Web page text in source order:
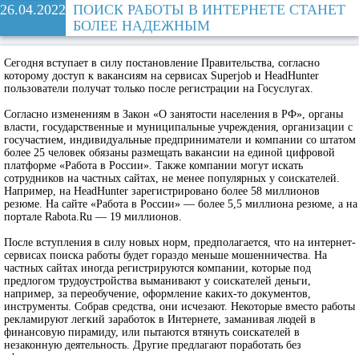
26.04.2022 ПОИСК РАБОТЫ В ИНТЕРНЕТЕ СТАНЕТ
БОЛЕЕ НАДЕЖНЫМ
Сегодня вступает в силу постановление Правительства, согласно
которому доступ к вакансиям на сервисах Superjob и HeadНunter
пользователи получат только после регистрации на Госуслугах.
Согласно изменениям в Закон «О занятости населения в РФ», органы
власти, государственные и муниципальные учреждения, организации с
госучастием, индивидуальные предприниматели и компании со штатом
более 25 человек обязаны размещать вакансии на единой цифровой
платформе «Работа в России». Также компании могут искать
сотрудников на частных сайтах, не менее популярных у соискателей.
Например, на HeadHunter зарегистрировано более 58 миллионов
резюме. На сайте «Работа в России» — более 5,5 миллиона резюме, а на
портале Rabota.Ru — 19 миллионов.
После вступления в силу новых норм, предполагается, что на интернет-
сервисах поиска работы будет гораздо меньше мошенничества. На
частных сайтах иногда регистрируются компании, которые под
предлогом трудоустройства выманивают у соискателей деньги,
например, за переобучение, оформление каких-то документов,
инструменты. Собрав средства, они исчезают. Некоторые вместо работы
рекламируют легкий заработок в Интернете, заманивая людей в
финансовую пирамиду, или пытаются втянуть соискателей в
незаконную деятельность. Другие предлагают поработать без